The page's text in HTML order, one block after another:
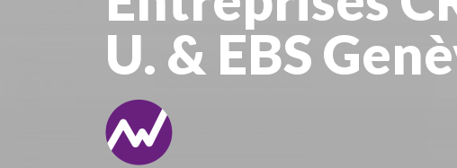
ANNA LAMI’S UNUSUAL
U. & EBS